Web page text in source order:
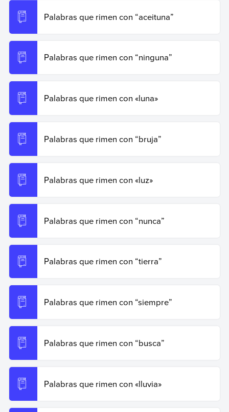
Recuperado el 19 de junio de 2026 de
https://www.ejemplos.co/palabras-que-rimen-con-tuna/
Copiar cita
Palabras que rimen con “aceituna”
Palabras que rimen con “ninguna”
Palabras que rimen con «luna»
Palabras que rimen con “bruja”
Palabras que rimen con «luz»
Palabras que rimen con “nunca”
Palabras que rimen con “tierra”
Palabras que rimen con “siempre”
Palabras que rimen con “busca”
Palabras que rimen con «lluvia»